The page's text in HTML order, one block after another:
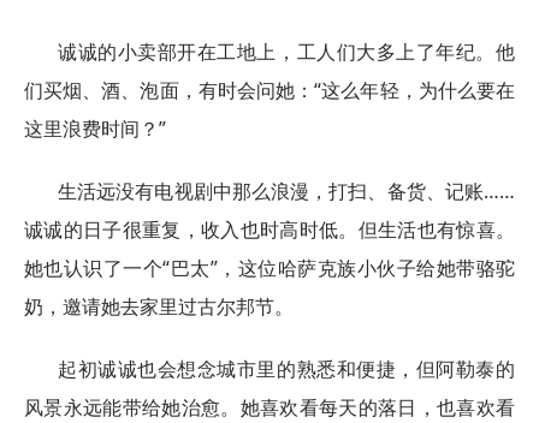
诚诚的小卖部开在工地上，工人们大多上了年纪。他
们买烟、酒、泡面，有时会问她：“这么年轻，为什么要在
这里浪费时间？”
生活远没有电视剧中那么浪漫，打扫、备货、记账……
诚诚的日子很重复，收入也时高时低。但生活也有惊喜。
她也认识了一个“巴太”，这位哈萨克族小伙子给她带骆驼
奶，邀请她去家里过古尔邦节。
起初诚诚也会想念城市里的熟悉和便捷，但阿勒泰的
风景永远能带给她治愈。她喜欢看每天的落日，也喜欢看